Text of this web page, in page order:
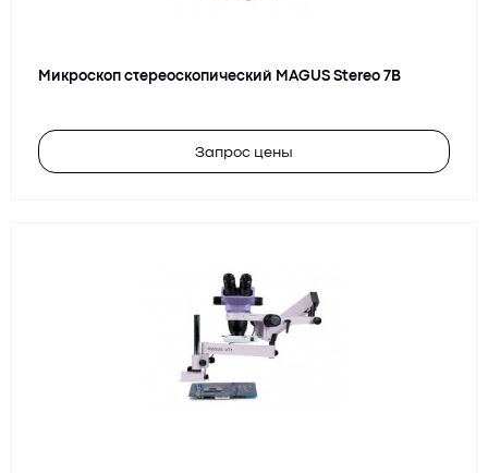
Микроскоп стереоскопический MAGUS Stereo 7B
Запрос цены